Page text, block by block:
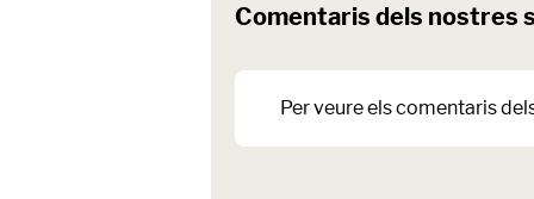
Comentaris dels nostres
Per veure els comentaris